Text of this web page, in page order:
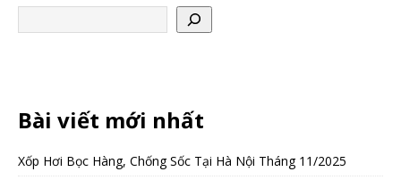
Bài viết mới nhất
Xốp Hơi Bọc Hàng, Chống Sốc Tại Hà Nội Tháng 11/2025